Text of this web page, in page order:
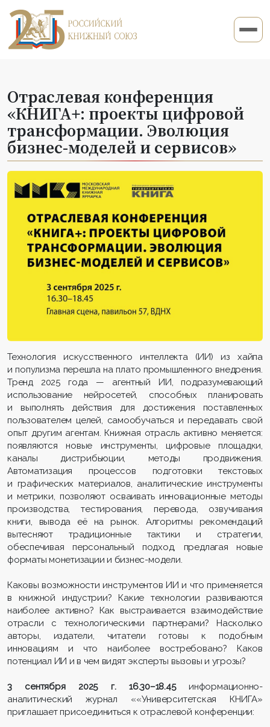
Отраслевая конференция
«КНИГА+: проекты цифровой
трансформации. Эволюция
бизнес-моделей и сервисов»
Технология искусственного интеллекта (ИИ) из хайпа
и популизма перешла на плато промышленного внедрения.
Тренд 2025 года — агентный ИИ, подразумевающий
использование нейросетей, способных планировать
и выполнять действия для достижения поставленных
пользователем целей, самообучаться и передавать свой
опыт другим агентам. Книжная отрасль активно меняется:
появляются новые инструменты, цифровые площадки,
каналы дистрибьюции, методы продвижения.
Автоматизация процессов подготовки текстовых
и графических материалов, аналитические инструменты
и метрики, позволяют осваивать инновационные методы
производства, тестирования, перевода, озвучивания
книги, вывода её на рынок. Алгоритмы рекомендаций
вытесняют традиционные тактики и стратегии,
обеспечивая персональный подход, предлагая новые
форматы монетизации и бизнес-модели.
Каковы возможности инструментов ИИ и что применяется
в книжной индустрии? Какие технологии развиваются
наиболее активно? Как выстраивается взаимодействие
отрасли с технологическими партнерами? Насколько
авторы, издатели, читатели готовы к подобным
инновациям и что наиболее востребовано? Каков
потенциал ИИ и в чем видят эксперты вызовы и угрозы?
3 сентября 2025 г. 16.30–18.45информационно-
аналитический журнал ««Университетская КНИГА»
приглашает присоединиться к отраслевой конференции: